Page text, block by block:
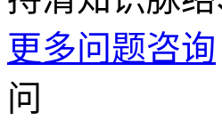
更多问题咨询
问